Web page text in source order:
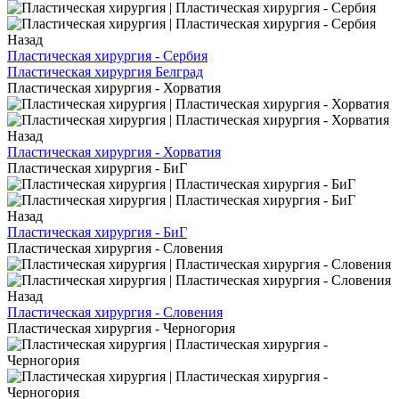
Назад
Пластическая хирургия - Сербия
Пластическая хирургия Белград
Пластическая хирургия - Хорватия
Назад
Пластическая хирургия - Хорватия
Пластическая хирургия - БиГ
Назад
Пластическая хирургия - БиГ
Пластическая хирургия - Словения
Назад
Пластическая хирургия - Словения
Пластическая хирургия - Черногория